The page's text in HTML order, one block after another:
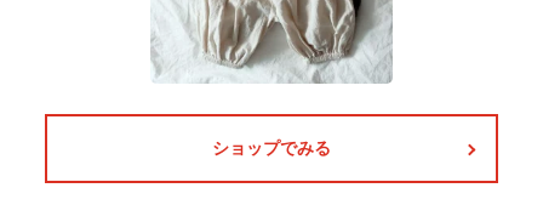
ショップでみる